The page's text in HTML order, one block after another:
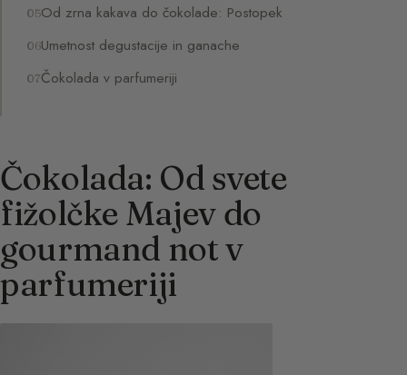
Od zrna kakava do čokolade: Postopek
Umetnost degustacije in ganache
Čokolada v parfumeriji
Čokolada: Od svete
fižolčke Majev do
gourmand not v
parfumeriji